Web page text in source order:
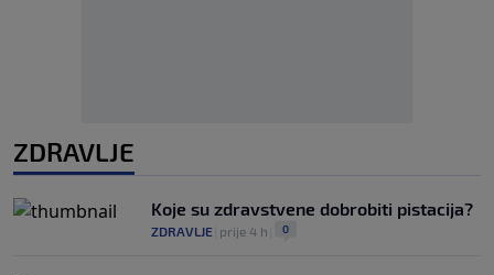
ZDRAVLJE
Koje su zdravstvene dobrobiti pistacija?
ZDRAVLJE prije 4 h 0